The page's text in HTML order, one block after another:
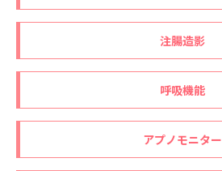
注腸造影
呼吸機能
アプノモニター